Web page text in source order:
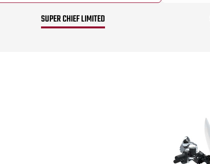
SUPER CHIEF LIMITED